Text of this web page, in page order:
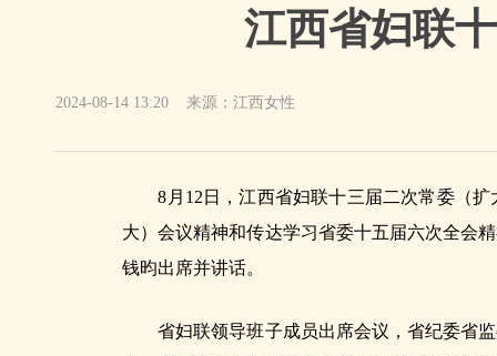
江西省妇联
2024-08-14 13:20 来源：江西女性
8月12日，江西省妇联十三届二次常委（扩
大）会议精神和传达学习省委十五届六次全会
钱昀出席并讲话。
省妇联领导班子成员出席会议，省纪委省监